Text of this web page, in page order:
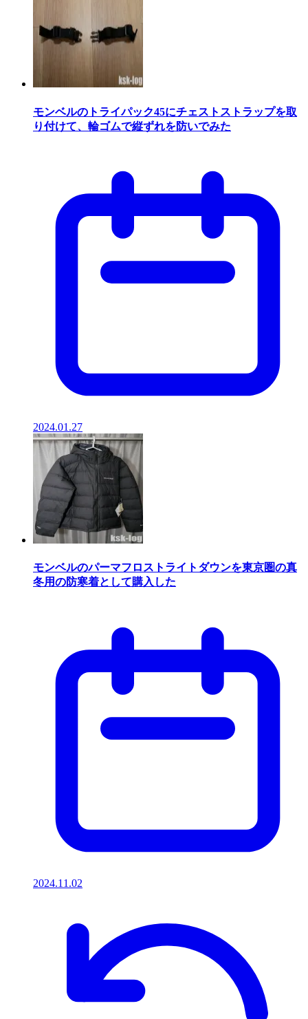
モンベルのトライパック45にチェストストラップを取
り付けて、輪ゴムで縦ずれを防いでみた
2024.01.27
モンベルのパーマフロストライトダウンを東京圏の真
冬用の防寒着として購入した
2024.11.02